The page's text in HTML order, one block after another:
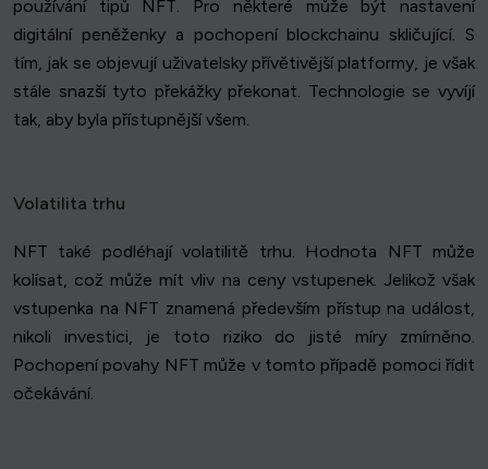
používání tipů NFT. Pro některé může být nastavení
digitální peněženky a pochopení blockchainu skličující. S
tím, jak se objevují uživatelsky přívětivější platformy, je však
stále snazší tyto překážky překonat. Technologie se vyvíjí
tak, aby byla přístupnější všem.
Volatilita trhu
NFT také podléhají volatilitě trhu. Hodnota NFT může
kolísat, což může mít vliv na ceny vstupenek. Jelikož však
vstupenka na NFT znamená především přístup na událost,
nikoli investici, je toto riziko do jisté míry zmírněno.
Pochopení povahy NFT může v tomto případě pomoci řídit
očekávání.